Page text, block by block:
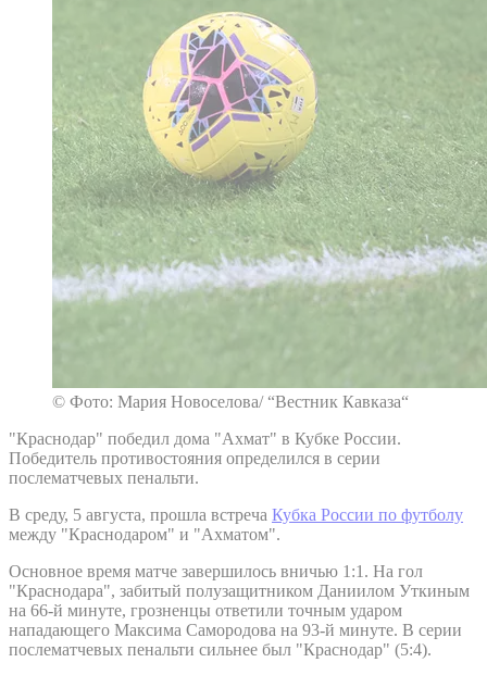
© Фото: Мария Новоселова/ “Вестник Кавказа“
"Краснодар" победил дома "Ахмат" в Кубке России.
Победитель противостояния определился в серии
послематчевых пенальти.
В среду, 5 августа, прошла встреча Кубка России по футболу
между "Краснодаром" и "Ахматом".
Основное время матче завершилось вничью 1:1. На гол
"Краснодара", забитый полузащитником Даниилом Уткиным
на 66-й минуте, грозненцы ответили точным ударом
нападающего Максима Самородова на 93-й минуте. В серии
послематчевых пенальти сильнее был "Краснодар" (5:4).